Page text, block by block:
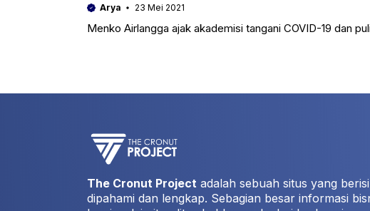
Arya 23 Mei 2021
Menko Airlangga ajak akademisi tangani COVID-19 dan
The Cronut Project adalah sebuah situs yang
dipahami dan lengkap. Sebagian besar informasi